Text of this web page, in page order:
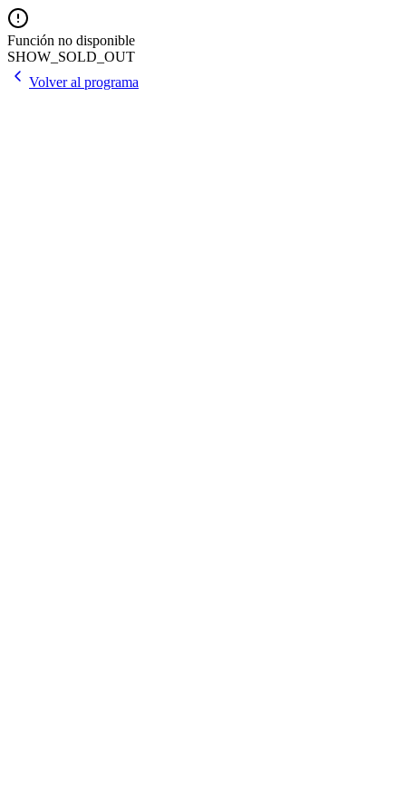
Función no disponible
SHOW_SOLD_OUT
Volver al programa